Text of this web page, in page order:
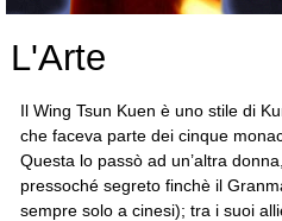
L'Arte
Il Wing Tsun Kuen è uno stile di
che faceva parte dei cinque
Questa lo passò ad un’altra
pressoché segreto finchè il
sempre solo a cinesi); tra i suoi